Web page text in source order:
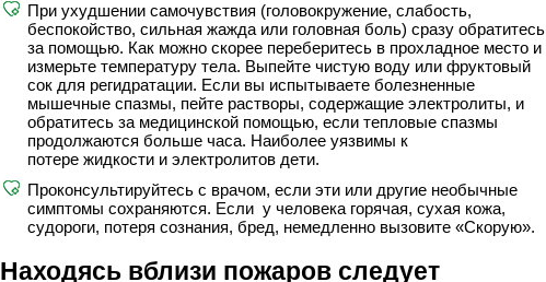
При ухудшении самочувствия (головокружение, слабость,
беспокойство, сильная жажда или головная боль) сразу обратитесь
за помощью. Как можно скорее переберитесь в прохладное место и
измерьте температуру тела. Выпейте чистую воду или фруктовый
сок для регидратации. Если вы испытываете болезненные
мышечные спазмы, пейте растворы, содержащие электролиты, и
обратитесь за медицинской помощью, если тепловые спазмы
продолжаются больше часа. Наиболее уязвимы к
потере жидкости и электролитов дети.
Проконсультируйтесь с врачом, если эти или другие необычные
симптомы сохраняются. Если у человека горячая, сухая кожа,
судороги, потеря сознания, бред, немедленно вызовите «Скорую».
Находясь вблизи пожаров следует